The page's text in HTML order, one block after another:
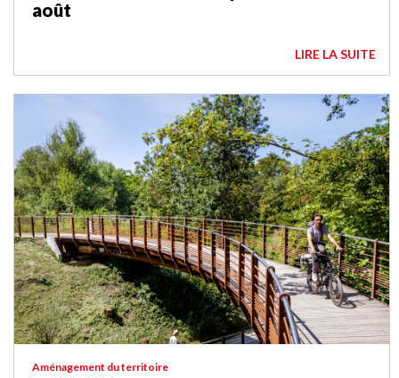
août
LIRE LA SUITE
Aménagement du territoire